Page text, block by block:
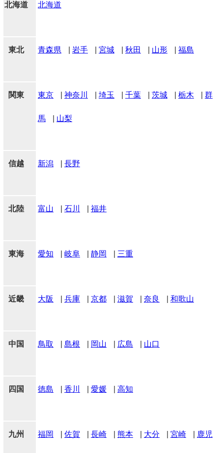
北海道 北海道
東北 青森県 岩手 宮城 秋田 山形 福島
関東 東京 神奈川 埼玉 千葉 茨城 栃木 群
馬 山梨
信越 新潟 長野
北陸 富山 石川 福井
東海 愛知 岐阜 静岡 三重
近畿 大阪 兵庫 京都 滋賀 奈良 和歌山
中国 鳥取 島根 岡山 広島 山口
四国 徳島 香川 愛媛 高知
九州 福岡 佐賀 長崎 熊本 大分 宮崎 鹿児